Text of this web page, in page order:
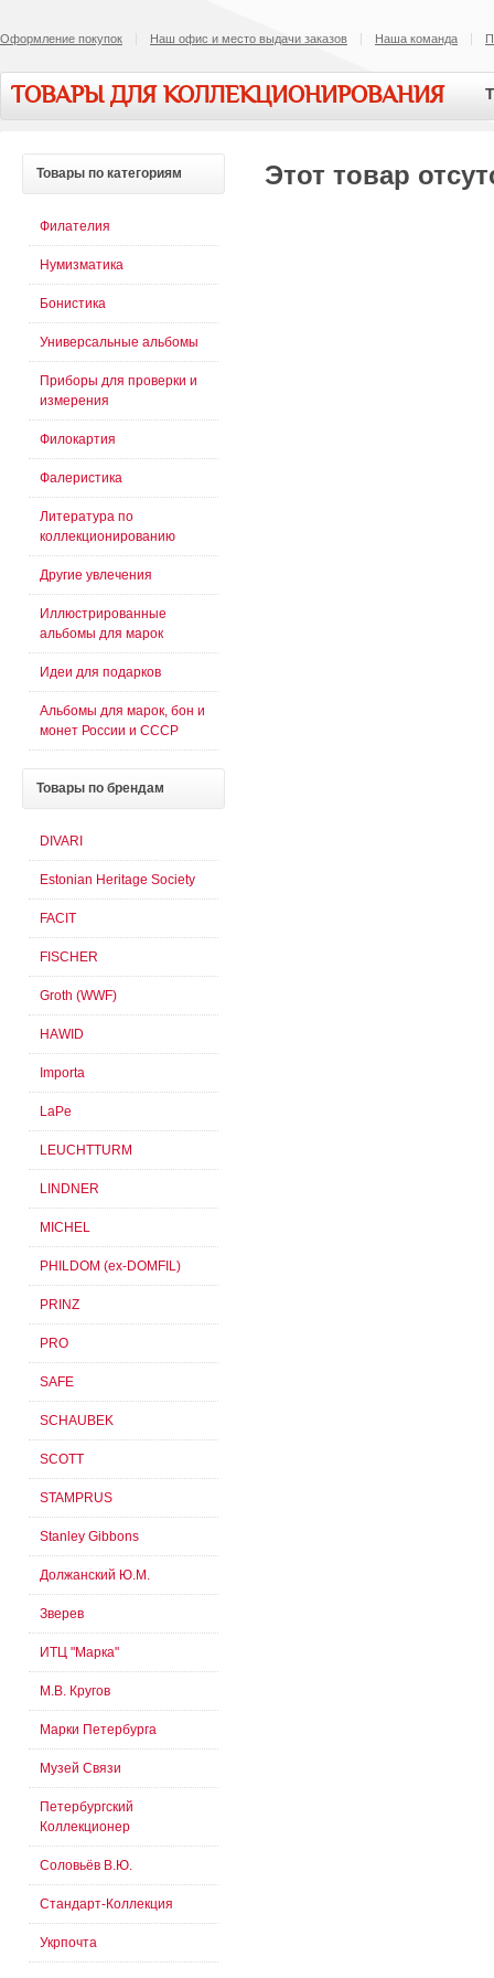
Оформление покупок Наш офис и место выдачи заказов Наша команда
ТОВАРЫ ДЛЯ КОЛЛЕКЦИОНИРОВАНИЯ
Этот товар
Товары по категориям
Филателия
Нумизматика
Бонистика
Универсальные альбомы
Приборы для проверки и
измерения
Филокартия
Фалеристика
Литература по
коллекционированию
Другие увлечения
Иллюстрированные
альбомы для марок
Идеи для подарков
Альбомы для марок, бон и
монет России и СССР
Товары по брендам
DIVARI
Estonian Heritage Society
FACIT
FISCHER
Groth (WWF)
HAWID
Importa
LaPe
LEUCHTTURM
LINDNER
MICHEL
PHILDOM (ex-DOMFIL)
PRINZ
PRO
SAFE
SCHAUBEK
SCOTT
STAMPRUS
Stanley Gibbons
Должанский Ю.М.
Зверев
ИТЦ "Марка"
М.В. Кругов
Марки Петербурга
Музей Связи
Петербургский
Коллекционер
Соловьёв В.Ю.
Стандарт-Коллекция
Укрпочта